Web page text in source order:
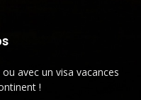
avec un visa vacances
!